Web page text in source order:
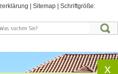
|Sitemap |Schriftgröße: